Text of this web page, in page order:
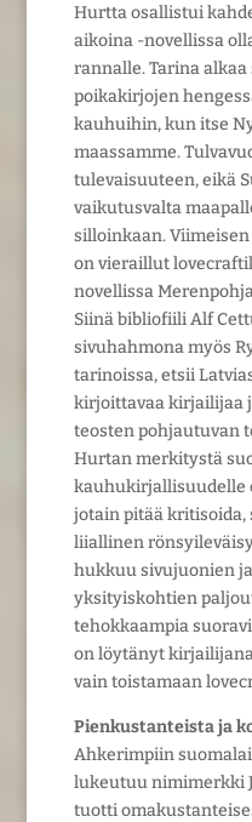
Hurtta osallistui
aikoina -novellissa
rannalle. Tarina
poikakirjojen
kauhuihin, kun itse
maassamme.
tulevaisuuteen, eikä
vaikutusvalta
silloinkaan.
on vieraillut
novellissa
Siinä bibliofiili Alf
sivuhahmona myös
tarinoissa, etsii
kirjoittavaa kirjailijaa
teosten pohjautuvan
Hurtan merkitystä
kauhukirjallisuudelle
jotain pitää kritisoida,
liiallinen
hukkuu sivujuonien
yksityiskohtien
tehokkaampia
on löytänyt
vain toistamaan
Pienkustanteista ja
Ahkerimpiin
lukeutuu nimimerkki
tuotti